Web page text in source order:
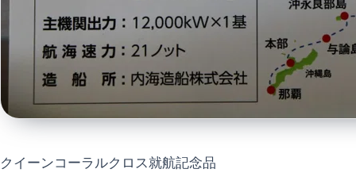
クイーンコーラルクロス就航記念品